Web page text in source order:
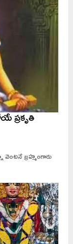
ప్రకృతి
వెంటనే బ్రహ్మంగారు